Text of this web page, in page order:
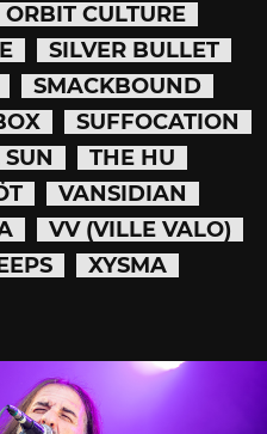
ORBIT CULTURE
SILVER BULLET
SMACKBOUND
SUFFOCATION
THE HU
VANSIDIAN
VV (VILLE VALO)
XYSMA